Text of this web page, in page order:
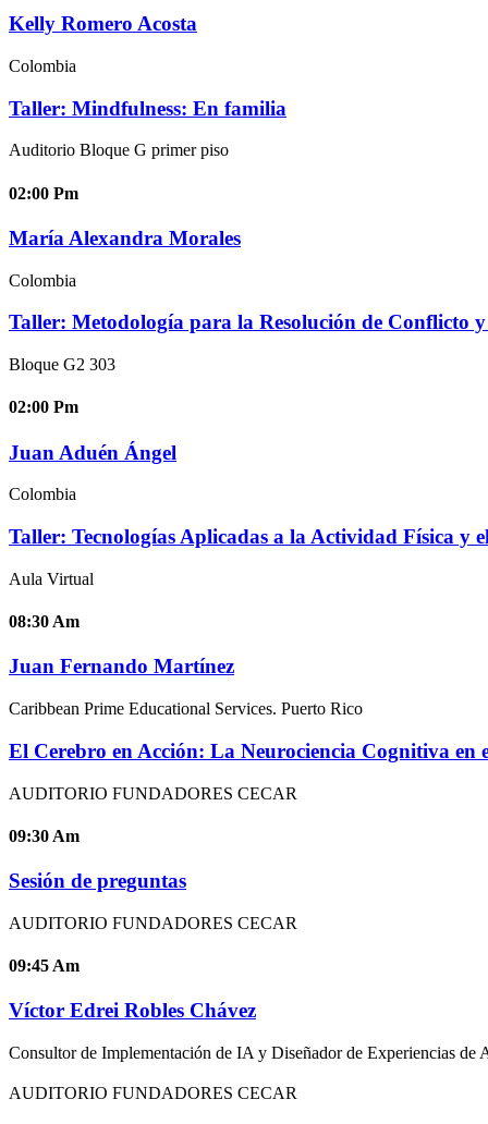
Kelly Romero Acosta
Colombia
Taller: Mindfulness: En familia
Auditorio Bloque G primer piso
02:00 Pm
María Alexandra Morales
Colombia
Taller: Metodología para la Resolución de Conflicto
Bloque G2 303
02:00 Pm
Juan Aduén Ángel
Colombia
Taller: Tecnologías Aplicadas a la Actividad Física y
Aula Virtual
08:30 Am
Juan Fernando Martínez
Caribbean Prime Educational Services. Puerto Rico
El Cerebro en Acción: La Neurociencia Cognitiva en
AUDITORIO FUNDADORES CECAR
09:30 Am
Sesión de preguntas
AUDITORIO FUNDADORES CECAR
09:45 Am
Víctor Edrei Robles Chávez
Consultor de Implementación de IA y Diseñador de Experiencias
AUDITORIO FUNDADORES CECAR